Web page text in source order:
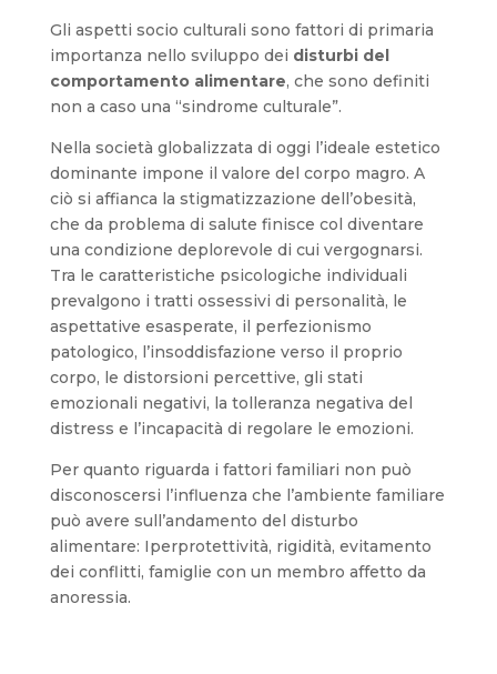
Gli aspetti socio culturali sono fattori di primaria
importanza nello sviluppo dei disturbi del
comportamento alimentare, che sono definiti
non a caso una “sindrome culturale”.
Nella società globalizzata di oggi l’ideale estetico
dominante impone il valore del corpo magro. A
ciò si affianca la stigmatizzazione dell’obesità,
che da problema di salute finisce col diventare
una condizione deplorevole di cui vergognarsi.
Tra le caratteristiche psicologiche individuali
prevalgono i tratti ossessivi di personalità, le
aspettative esasperate, il perfezionismo
patologico, l’insoddisfazione verso il proprio
corpo, le distorsioni percettive, gli stati
emozionali negativi, la tolleranza negativa del
distress e l’incapacità di regolare le emozioni.
Per quanto riguarda i fattori familiari non può
disconoscersi l’influenza che l’ambiente familiare
può avere sull’andamento del disturbo
alimentare: Iperprotettività, rigidità, evitamento
dei conflitti, famiglie con un membro affetto da
anoressia.